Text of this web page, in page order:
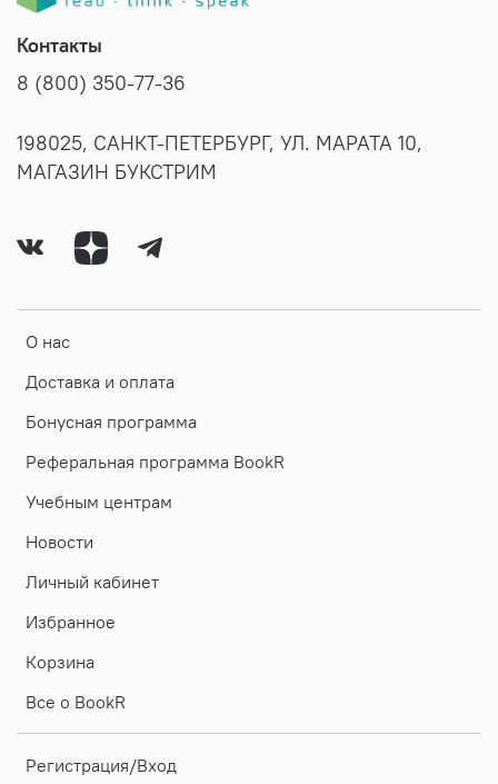
О нас
Доставка и оплата
Бонусная программа
Реферальная программа BookR
Учебным центрам
Новости
Личный кабинет
Избранное
Корзина
Все о BookR
Регистрация/Вход
Контакты
8 (800) 350-77-36
198025, САНКТ-ПЕТЕРБУРГ, УЛ. МАРАТА 10,
МАГАЗИН БУКСТРИМ